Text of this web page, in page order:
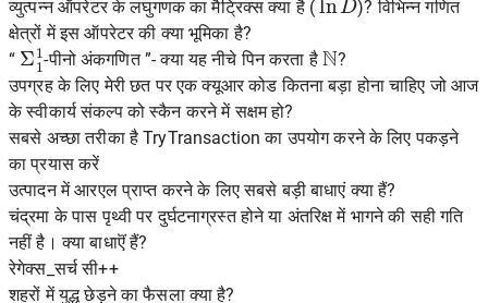
व्युत्पन्न ऑपरेटर के लघुगणक का मैट्रिक्स क्या है (
)? विभिन्न गणित
क्षेत्रों में इस ऑपरेटर की क्या भूमिका है?
“
Σ1 1
-पीनो अंकगणित ”- क्या यह नीचे पिन करता है
N
?
उपग्रह के लिए मेरी छत पर एक क्यूआर कोड कितना बड़ा होना चाहिए जो आज
के स्वीकार्य संकल्प को स्कैन करने में सक्षम हो?
सबसे अच्छा तरीका है TryTransaction का उपयोग करने के लिए पकड़ने
का प्रयास करें
उत्पादन में आरएल प्राप्त करने के लिए सबसे बड़ी बाधाएं क्या हैं?
चंद्रमा के पास पृथ्वी पर दुर्घटनाग्रस्त होने या अंतरिक्ष में भागने की सही गति
नहीं है। क्या बाधाऎं हैं?
रेगेक्स_सर्च सी++
शहरों में युद्ध छेड़ने का फैसला क्या है?